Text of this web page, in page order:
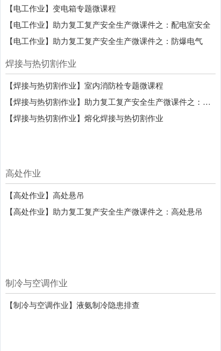
【电工作业】变电箱专题微课程
【电工作业】助力复工复产安全生产微课件之：配电室安全
【电工作业】助力复工复产安全生产微课件之：防爆电气
焊接与热切割作业
【焊接与热切割作业】室内消防栓专题微课程
【焊接与热切割作业】助力复工复产安全生产微课件之：消防控制室
【焊接与热切割作业】熔化焊接与热切割作业
高处作业
【高处作业】高处悬吊
【高处作业】助力复工复产安全生产微课件之：高处悬吊
制冷与空调作业
【制冷与空调作业】液氨制冷隐患排查